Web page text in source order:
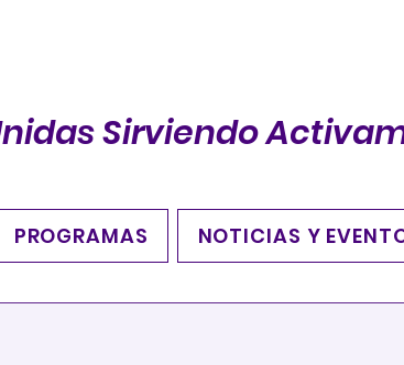
Sirviendo
PROGRAMAS NOTICIAS Y